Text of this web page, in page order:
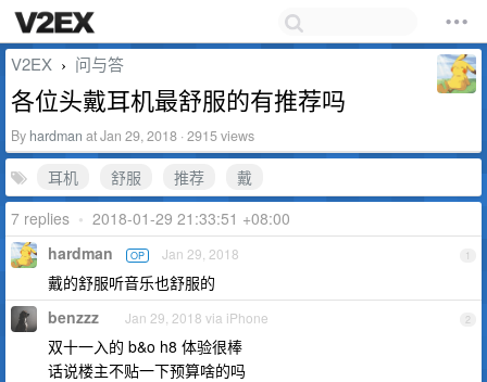
V2EX › 问与答
各位头戴耳机最舒服的有推荐吗
By hardman at Jan 29, 2018 · 2915 views
耳机 舒服 推荐
戴
7 replies • 2018-01-29 21:33:51 +08:00
1
hardman OP Jan 29, 2018
戴的舒服听音乐也舒服的
2
benzzz Jan 29, 2018 via iPhone
双十一入的 b&o h8 体验很棒
话说楼主不贴一下预算啥的吗